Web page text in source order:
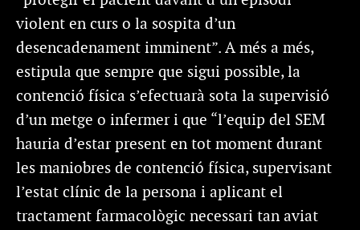
violent en curs o la sospita d’un
desencadenament imminent”. A més a més,
estipula que sempre que sigui possible, la
contenció física s’efectuarà sota la supervisió
d’un metge o infermer i que “l’equip del SEM
hauria d’estar present en tot moment durant
les maniobres de contenció física, supervisant
l’estat clínic de la persona i aplicant el
tractament farmacològic necessari tan aviat